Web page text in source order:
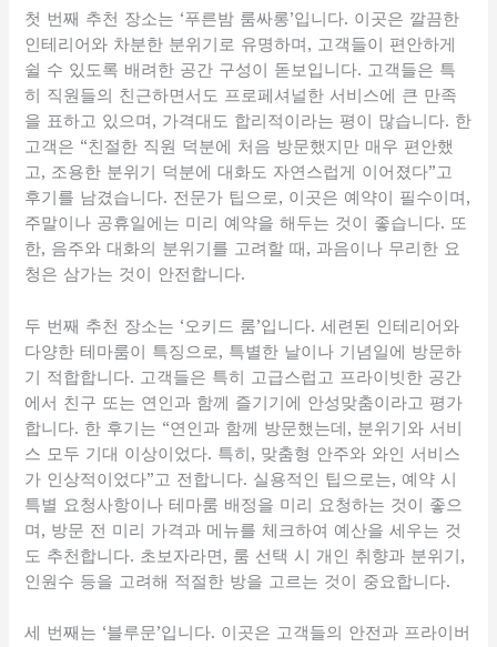
첫 번째 추천 장소는 ‘푸른밤 룸싸롱’입니다. 이곳은 깔끔한
인테리어와 차분한 분위기로 유명하며, 고객들이 편안하게
쉴 수 있도록 배려한 공간 구성이 돋보입니다. 고객들은 특
히 직원들의 친근하면서도 프로페셔널한 서비스에 큰 만족
을 표하고 있으며, 가격대도 합리적이라는 평이 많습니다. 한
고객은 “친절한 직원 덕분에 처음 방문했지만 매우 편안했
고, 조용한 분위기 덕분에 대화도 자연스럽게 이어졌다”고
후기를 남겼습니다. 전문가 팁으로, 이곳은 예약이 필수이며,
주말이나 공휴일에는 미리 예약을 해두는 것이 좋습니다. 또
한, 음주와 대화의 분위기를 고려할 때, 과음이나 무리한 요
청은 삼가는 것이 안전합니다.
두 번째 추천 장소는 ‘오키드 룸’입니다. 세련된 인테리어와
다양한 테마룸이 특징으로, 특별한 날이나 기념일에 방문하
기 적합합니다. 고객들은 특히 고급스럽고 프라이빗한 공간
에서 친구 또는 연인과 함께 즐기기에 안성맞춤이라고 평가
합니다. 한 후기는 “연인과 함께 방문했는데, 분위기와 서비
스 모두 기대 이상이었다. 특히, 맞춤형 안주와 와인 서비스
가 인상적이었다”고 전합니다. 실용적인 팁으로는, 예약 시
특별 요청사항이나 테마룸 배정을 미리 요청하는 것이 좋으
며, 방문 전 미리 가격과 메뉴를 체크하여 예산을 세우는 것
도 추천합니다. 초보자라면, 룸 선택 시 개인 취향과 분위기,
인원수 등을 고려해 적절한 방을 고르는 것이 중요합니다.
세 번째는 ‘블루문’입니다. 이곳은 고객들의 안전과 프라이버